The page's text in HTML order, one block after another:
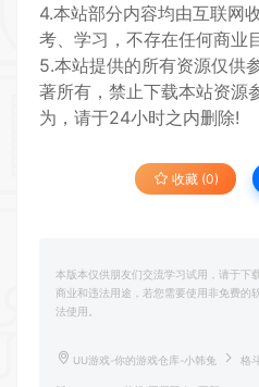
4.本站部分内容均由互联网
考、学习，不存在任何商业
5.本站提供的所有资源仅供
著所有，禁止下载本站资源
为，请于24小时之内删除!
收藏 (0)
本版本仅供朋友们交流学习试用，请于下
商业和违法用途，若您需要使用非免费的
法使用。
UU游戏-你的游戏仓库-小韩兔 格